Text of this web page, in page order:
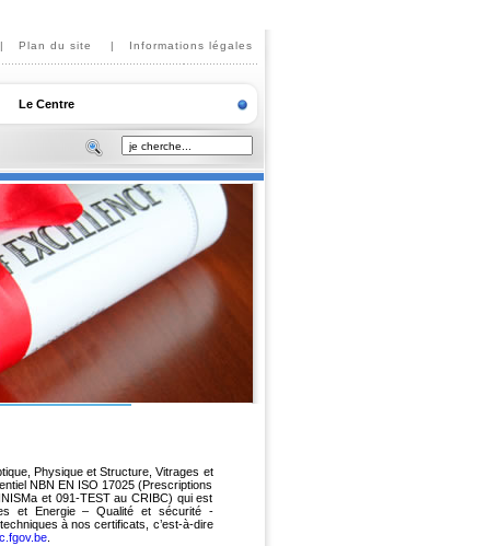
Plan du site | Informations légales
Le Centre
Physique et Structure, Vitrages et
NBN EN ISO 17025 (Prescriptions
et 091-TEST au CRIBC) qui est
et Energie – Qualité et sécurité -
à nos certificats, c’est-à-dire
.